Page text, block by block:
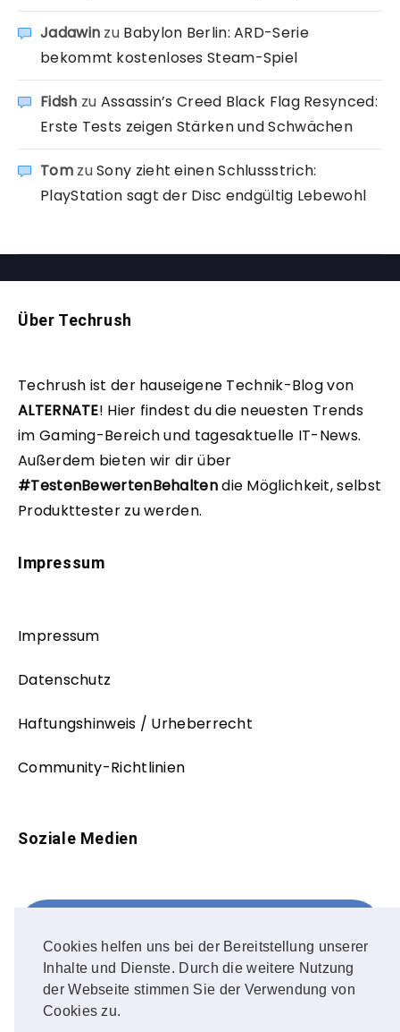
Cookies helfen uns bei der Bereitstellung unserer
Inhalte und Dienste. Durch die weitere Nutzung
der Webseite stimmen Sie der Verwendung von
Cookies zu.
Jadawin zu Babylon Berlin: ARD-Serie
bekommt kostenloses Steam-Spiel
Fidsh zu Assassin’s Creed Black Flag Resynced:
Erste Tests zeigen Stärken und Schwächen
TomzuSony zieht einen Schlussstrich:
PlayStation sagt der Disc endgültig Lebewohl
Über Techrush
Techrush ist der hauseigene Technik-Blog von
ALTERNATE! Hier findest du die neuesten Trends
im Gaming-Bereich und tagesaktuelle IT-News.
Außerdem bieten wir dir über
#TestenBewertenBehaltendie Möglichkeit, selbst
Produkttester zu werden.
Impressum
Impressum
Datenschutz
Haftungshinweis / Urheberrecht
Community-Richtlinien
Soziale Medien
FOLLOW ME!
Instagram
OUR PHOTOS!